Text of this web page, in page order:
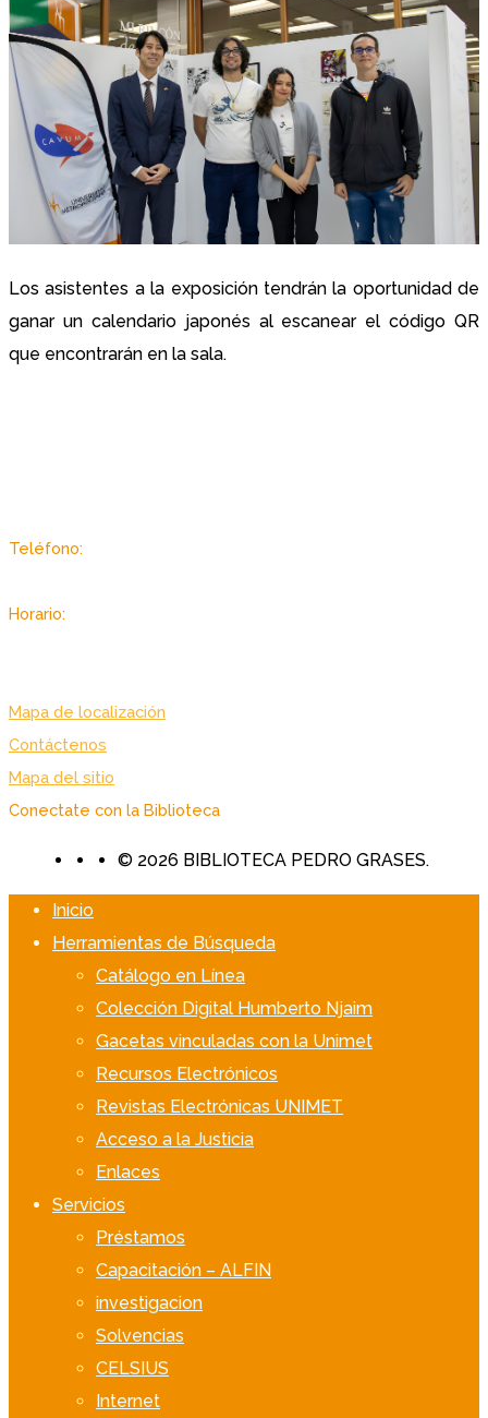
Los asistentes a la exposición tendrán la oportunidad de
ganar un calendario japonés al escanear el código QR
que encontrarán en la sala.
Teléfono:
Horario:
Mapa de localización
Contáctenos
Mapa del sitio
Conectate con la Biblioteca
© 2026 BIBLIOTECA PEDRO GRASES.
Inicio
Herramientas de Búsqueda
Catálogo en Línea
Colección Digital Humberto Njaim
Gacetas vinculadas con la Unimet
Recursos Electrónicos
Revistas Electrónicas UNIMET
Acceso a la Justicia
Enlaces
Servicios
Préstamos
Capacitación – ALFIN
investigacion
Solvencias
CELSIUS
Internet